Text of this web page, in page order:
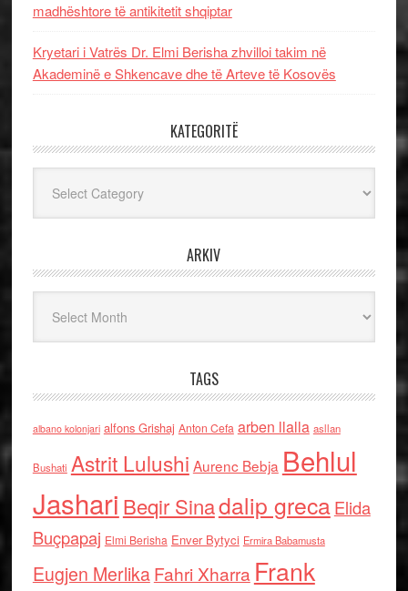
madhështore të antikitetit shqiptar
Kryetari i Vatrës Dr. Elmi Berisha zhvilloi takim në
Akademinë e Shkencave dhe të Arteve të Kosovës
KATEGORITË
ARKIV
TAGS
albano kolonjari alfons Grishaj Anton Cefa arben llalla asllan
Bushati Astrit Lulushi Aurenc Bebja Behlul
Jashari Beqir Sinadalip grecaElida
Buçpapaj Elmi Berisha Enver Bytyci Ermira Babamusta
Eugjen MerlikaFahri Xharra Frank